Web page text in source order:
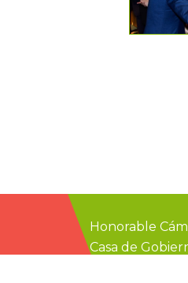
Honorable
Casa de